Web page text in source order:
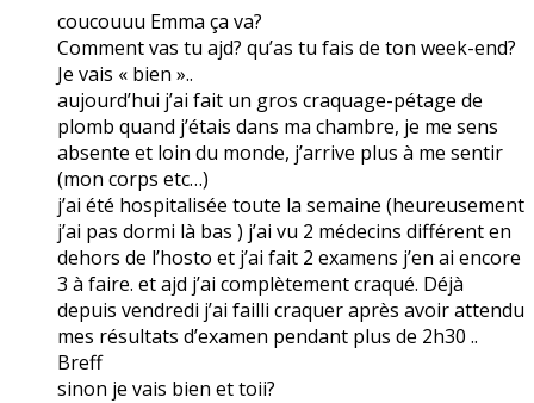
coucouuu Emma ça va?
Comment vas tu ajd? qu’as tu fais de ton week-end?
Je vais « bien »..
aujourd’hui j’ai fait un gros craquage-pétage de
plomb quand j’étais dans ma chambre, je me sens
absente et loin du monde, j’arrive plus à me sentir
(mon corps etc…)
j’ai été hospitalisée toute la semaine (heureusement
j’ai pas dormi là bas ) j’ai vu 2 médecins différent en
dehors de l’hosto et j’ai fait 2 examens j’en ai encore
3 à faire. et ajd j’ai complètement craqué. Déjà
depuis vendredi j’ai failli craquer après avoir attendu
mes résultats d’examen pendant plus de 2h30 ..
Breff
sinon je vais bien et toii?